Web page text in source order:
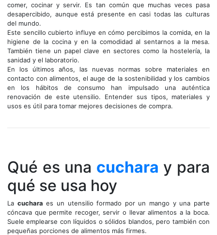
comer, cocinar y servir. Es tan común que muchas veces pasa
desapercibido, aunque está presente en casi todas las culturas
del mundo.
Este sencillo cubierto influye en cómo percibimos la comida, en la
higiene de la cocina y en la comodidad al sentarnos a la mesa.
También tiene un papel clave en sectores como la hostelería, la
sanidad y el laboratorio.
En los últimos años, las nuevas normas sobre materiales en
contacto con alimentos, el auge de la sostenibilidad y los cambios
en los hábitos de consumo han impulsado una auténtica
renovación de este utensilio. Entender sus tipos, materiales y
usos es útil para tomar mejores decisiones de compra.
Qué es una cuchara y para
qué se usa hoy
La cuchara es un utensilio formado por un mango y una parte
cóncava que permite recoger, servir o llevar alimentos a la boca.
Suele emplearse con líquidos o sólidos blandos, pero también con
pequeñas porciones de alimentos más firmes.